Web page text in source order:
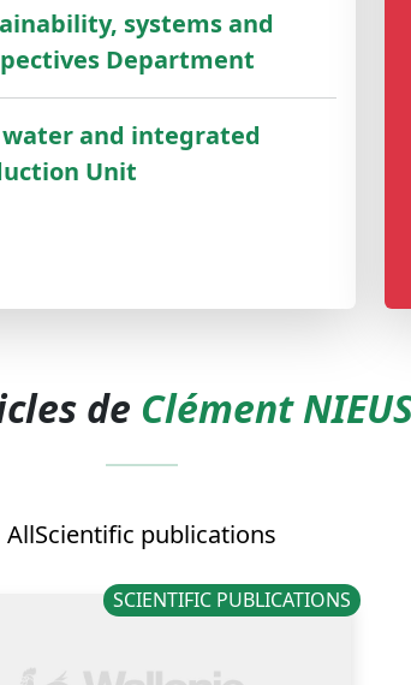
systems and
Department
water and integrated
Unit
de Clément
AllScientific publications
SCIENTIFIC PUBLICATIONS